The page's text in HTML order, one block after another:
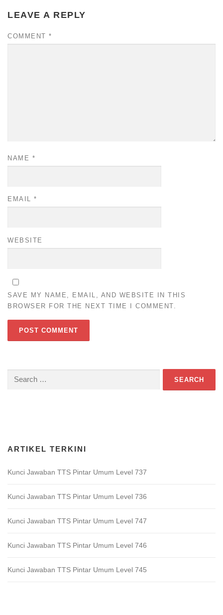
LEAVE A REPLY
COMMENT *
NAME *
EMAIL *
WEBSITE
SAVE MY NAME, EMAIL, AND WEBSITE IN THIS
BROWSER FOR THE NEXT TIME I COMMENT.
Search
ARTIKEL TERKINI
Kunci Jawaban TTS Pintar Umum Level 737
Kunci Jawaban TTS Pintar Umum Level 736
Kunci Jawaban TTS Pintar Umum Level 747
Kunci Jawaban TTS Pintar Umum Level 746
Kunci Jawaban TTS Pintar Umum Level 745